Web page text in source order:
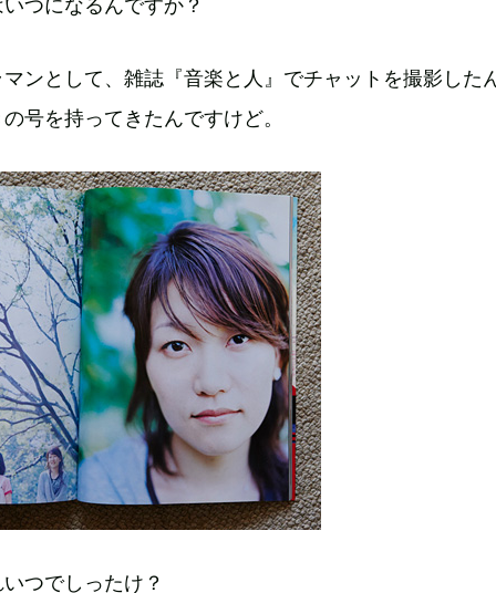
つになるんですか？
ンとして、雑誌『音楽と人』でチャットを撮影した
号を持ってきたんですけど。
つでしったけ？